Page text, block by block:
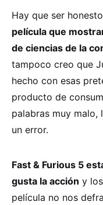
Hay que ser
película que
de ciencias de la
tampoco creo que
hecho con esas
producto de
palabras muy
un error.
Fast & Furious 5
gusta la acción y
película no nos